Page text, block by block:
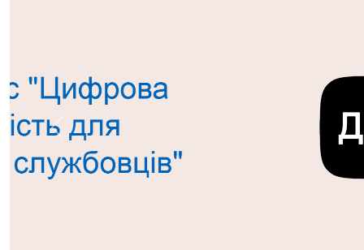
Попередній